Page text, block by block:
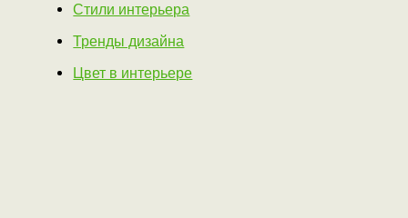
Стили интерьера
Тренды дизайна
Цвет в интерьере